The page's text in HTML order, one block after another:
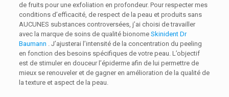
de fruits pour une exfoliation en profondeur. Pour respecter mes
conditions d’efficacité, de respect de la peau et produits sans
AUCUNES substances controversées, j’ai choisi de travailler
avec la marque de soins de qualité bionome Skinident Dr
Baumann . J’ajusterai l’intensité de la concentration du peeling
en fonction des besoins spécifiques de votre peau. L’objectif
est de stimuler en douceur l’épiderme afin de lui permettre de
mieux se renouveler et de gagner en amélioration de la qualité de
la texture et aspect de la peau.